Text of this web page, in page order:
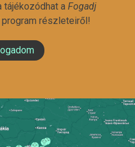
tájékozódhat a Fogadj
részleteiről!